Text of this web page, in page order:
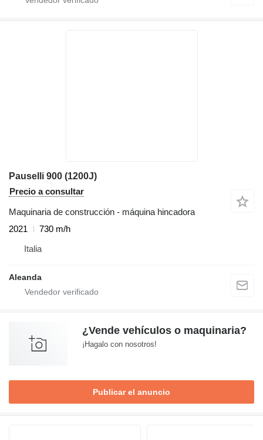
Pauselli 900 (1200J)
Precio a consultar
Maquinaria de construcción - máquina hincadora
2021
730 m/h
Italia
Aleanda
¿Vende vehículos o maquinaria?
¡Hagalo con nosotros!
Publicar el anuncio